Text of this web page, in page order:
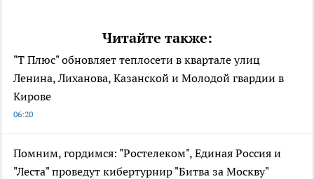
Читайте также:
"Т Плюс" обновляет теплосети в квартале улиц
Ленина, Лиханова, Казанской и Молодой гвардии в
Кирове
06:20
Помним, гордимся: "Ростелеком", Единая Россия и
"Леста" проведут кибертурнир "Битва за Москву"